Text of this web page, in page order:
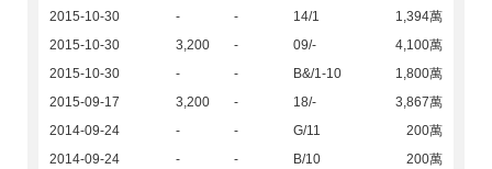
2015-10-30
- - 14/1
1,394萬
2015-10-30
3,200 - 09/-
4,100萬
2015-10-30
- - B&/1-10
1,800萬
2015-09-17
3,200 - 18/-
3,867萬
2014-09-24
- - G/11
200萬
2014-09-24
- - B/10
200萬